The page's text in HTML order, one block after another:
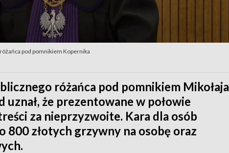
pod pomnikiem Kopernika
różańca pod pomnikiem Mikołaja
uznał, że prezentowane w połowie
za nieprzyzwoite. Kara dla osób
złotych grzywny na osobę oraz